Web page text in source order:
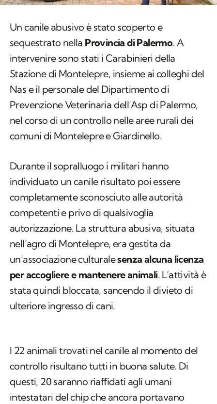
Un canile abusivo è stato scoperto e
sequestrato nella Provincia di Palermo. A
intervenire sono stati i Carabinieri della
Stazione di Montelepre, insieme ai colleghi del
Nas e il personale del Dipartimento di
Prevenzione Veterinaria dell’Asp di Palermo,
nel corso di un controllo nelle aree rurali dei
comuni di Montelepre e Giardinello.
Durante il sopralluogo i militari hanno
individuato un canile risultato poi essere
completamente sconosciuto alle autorità
competenti e privo di qualsivoglia
autorizzazione. La struttura abusiva, situata
nell’agro di Montelepre, era gestita da
un’associazione culturalesenza alcuna licenza
per accogliere e mantenere animali. L’attività è
stata quindi bloccata, sancendo il divieto di
ulteriore ingresso di cani.
I 22 animali trovati nel canile al momento del
controllo risultano tutti in buona salute. Di
questi, 20 saranno riaffidati agli umani
intestatari del chip che ancora portavano